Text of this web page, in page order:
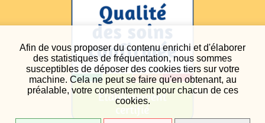
Afin de vous proposer du contenu enrichi et d'élaborer
des statistiques de fréquentation, nous sommes
susceptibles de déposer des cookies tiers sur votre
machine. Cela ne peut se faire qu'en obtenant, au
préalable, votre consentement pour chacun de ces
cookies.